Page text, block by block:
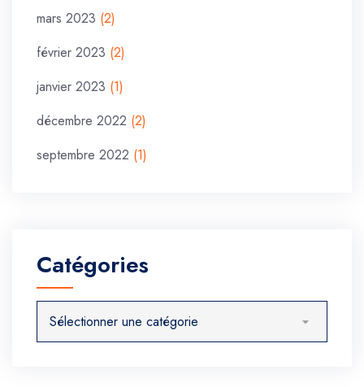
mars 2023 (2)
février 2023 (2)
janvier 2023 (1)
décembre 2022 (2)
septembre 2022 (1)
Catégories
Catégories